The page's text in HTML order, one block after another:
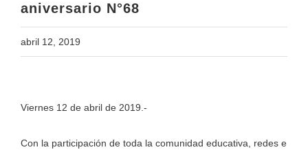
aniversario N°68
abril 12, 2019
Larger
Viernes 12 de abril de 2019.-
Con la participación de toda la comunidad educativa, redes e